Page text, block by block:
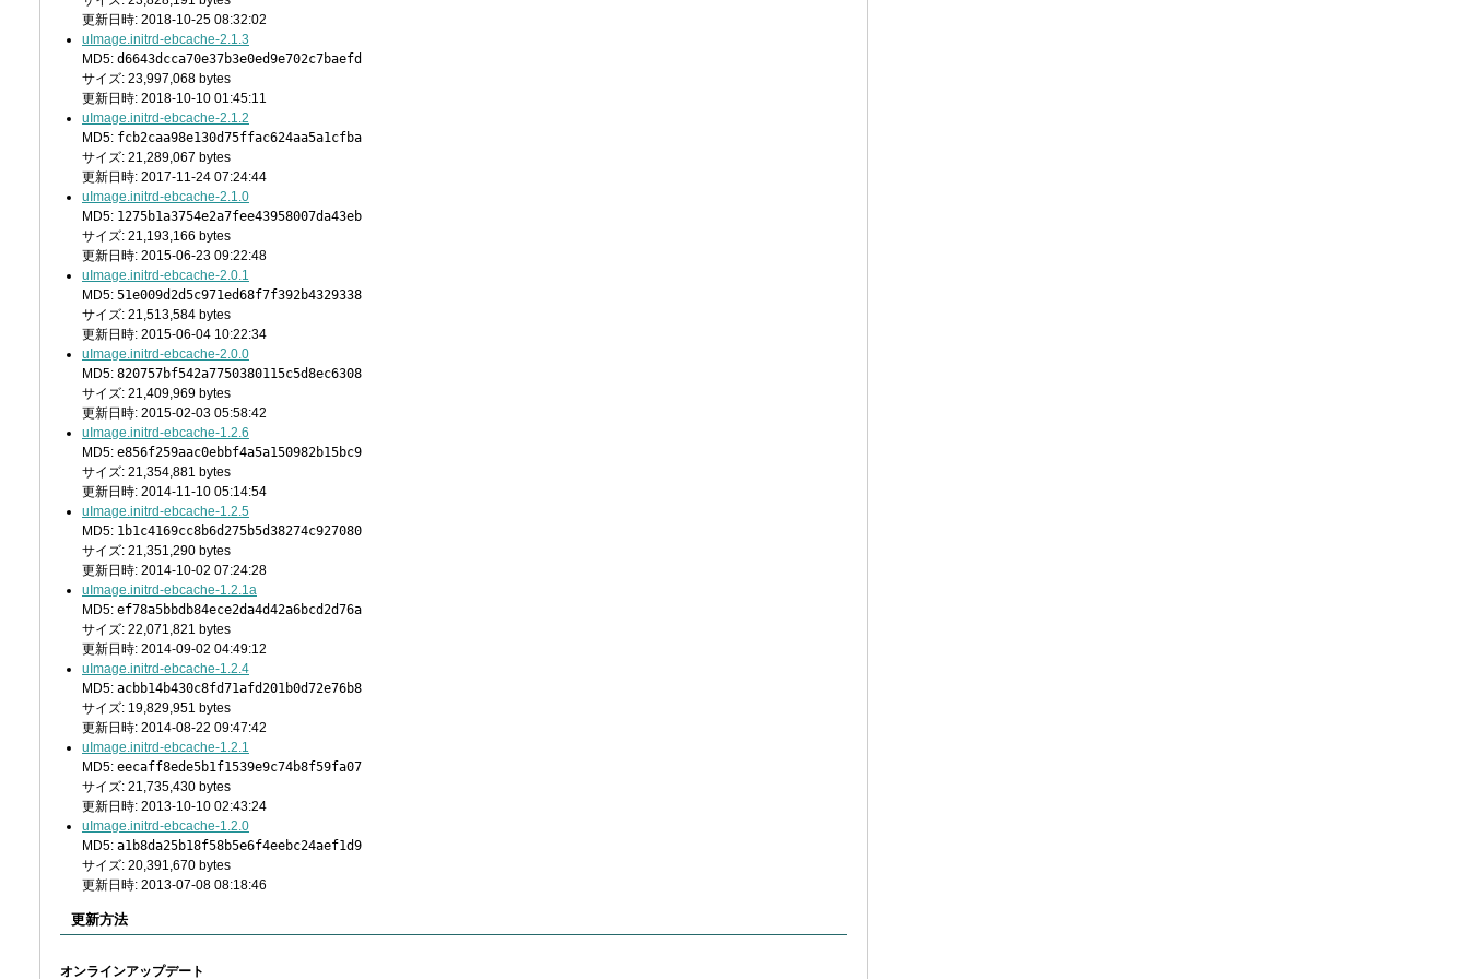
更新日時: 2018-10-25 08:32:02
uImage.initrd-ebcache-2.1.3
MD5: d6643dcca70e37b3e0ed9e702c7baefd
サイズ: 23,997,068 bytes
更新日時: 2018-10-10 01:45:11
uImage.initrd-ebcache-2.1.2
MD5: fcb2caa98e130d75ffac624aa5a1cfba
サイズ: 21,289,067 bytes
更新日時: 2017-11-24 07:24:44
uImage.initrd-ebcache-2.1.0
MD5: 1275b1a3754e2a7fee43958007da43eb
サイズ: 21,193,166 bytes
更新日時: 2015-06-23 09:22:48
uImage.initrd-ebcache-2.0.1
MD5: 51e009d2d5c971ed68f7f392b4329338
サイズ: 21,513,584 bytes
更新日時: 2015-06-04 10:22:34
uImage.initrd-ebcache-2.0.0
MD5: 820757bf542a7750380115c5d8ec6308
サイズ: 21,409,969 bytes
更新日時: 2015-02-03 05:58:42
uImage.initrd-ebcache-1.2.6
MD5: e856f259aac0ebbf4a5a150982b15bc9
サイズ: 21,354,881 bytes
更新日時: 2014-11-10 05:14:54
uImage.initrd-ebcache-1.2.5
MD5: 1b1c4169cc8b6d275b5d38274c927080
サイズ: 21,351,290 bytes
更新日時: 2014-10-02 07:24:28
uImage.initrd-ebcache-1.2.1a
MD5: ef78a5bbdb84ece2da4d42a6bcd2d76a
サイズ: 22,071,821 bytes
更新日時: 2014-09-02 04:49:12
uImage.initrd-ebcache-1.2.4
MD5: acbb14b430c8fd71afd201b0d72e76b8
サイズ: 19,829,951 bytes
更新日時: 2014-08-22 09:47:42
uImage.initrd-ebcache-1.2.1
MD5: eecaff8ede5b1f1539e9c74b8f59fa07
サイズ: 21,735,430 bytes
更新日時: 2013-10-10 02:43:24
uImage.initrd-ebcache-1.2.0
MD5: a1b8da25b18f58b5e6f4eebc24aef1d9
サイズ: 20,391,670 bytes
更新日時: 2013-07-08 08:18:46
更新方法
オンラインアップデート